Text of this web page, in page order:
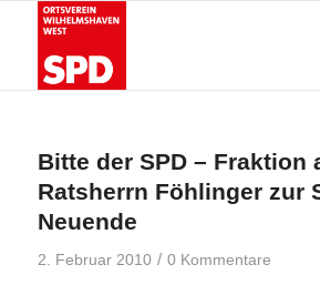
Bitte der SPD – Fraktion
Ratsherrn Föhlinger zur
Neuende
2. Februar 2010 / 0 Kommentare